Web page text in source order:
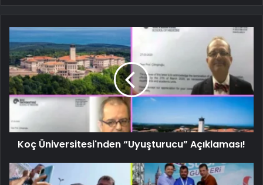
Koç Üniversitesi'nden “Uyuşturucu” Açıklaması!